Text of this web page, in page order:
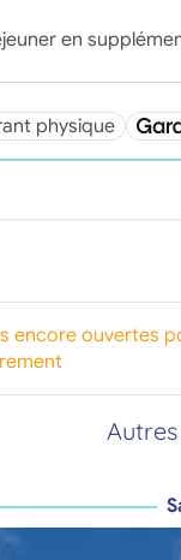
en
physique
encore ouvertes